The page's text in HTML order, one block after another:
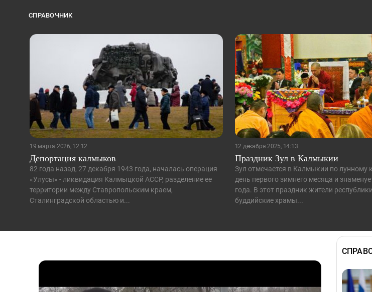
СПРАВОЧНИК
19 марта 2026, 12:12
Депортация калмыков
82 года назад, 27 декабря 1943 года, началась операция
«Улусы» - ликвидация Калмыцкой АССР, разделение ее
территории между Ставропольским краем,
Сталинградской областью и...
12 декабря 2025, 14:13
Праздник Зул в Калмыкии
Зул отмечается в Калмыкии по лунному
день первого зимнего месяца и
года. В этот праздник жители
буддийские храмы...